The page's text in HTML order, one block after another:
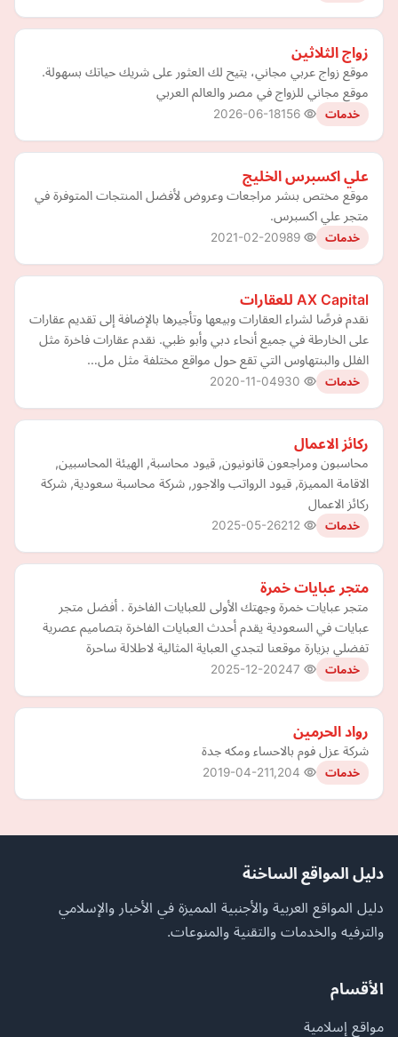
زواج الثلاثين
موقع زواج عربي مجاني، يتيح لك العثور على شريك حياتك بسهولة.
موقع مجاني للزواج في مصر والعالم العربي
خدمات 2026-06-18
علي اكسبرس الخليج
موقع مختص بنشر مراجعات وعروض لأفضل المنتجات المتوفرة في
متجر علي اكسبرس.
خدمات 2021-02-20
AX Capital للعقارات
نقدم فرصًا لشراء العقارات وبيعها وتأجيرها بالإضافة إلى تقديم عقارات
على الخارطة في جميع أنحاء دبي وأبو ظبي. نقدم عقارات فاخرة مثل
الفلل والبنتهاوس التي تقع حول مواقع مختلفة مثل مل…
خدمات 2020-11-04
ركائز الاعمال
محاسبون ومراجعون قانونيون, قيود محاسبة, الهيئة المحاسبين,
الاقامة المميزة, قيود الرواتب والاجور, شركة محاسبة سعودية, شركة
ركائز الاعمال
خدمات 2025-05-26
متجر عبايات خمرة
متجر عبايات خمرة وجهتك الأولى للعبايات الفاخرة . أفضل متجر
عبايات في السعودية يقدم أحدث العبايات الفاخرة بتصاميم عصرية
تفضلي بزيارة موقعنا لتجدي العباية المثالية لاطلالة ساحرة
خدمات 2025-12-20
رواد الحرمين
شركة عزل فوم بالاحساء ومكه جدة
خدمات 2019-04-21
دليل المواقع الساخنة
دليل المواقع العربية والأجنبية المميزة في الأخبار والإسلامي
والترفيه والخدمات والتقنية والمنوعات.
الأقسام
مواقع إسلامية